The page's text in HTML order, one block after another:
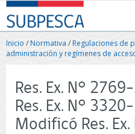
Contenido
principal
SUBPESCA
-
Subsecretaría
de
Acuicultura
Gobierno
de
Inicio /Normativa / Regulaciones de
administración y regímenes de
Res. Ex. N°
Res. Ex. N°
Modificó Res.